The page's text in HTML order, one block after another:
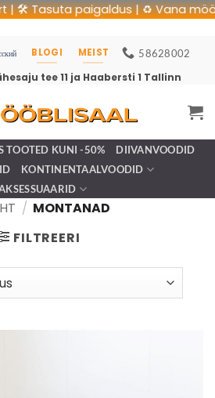
BLOGI MEIST 58628002
tee 11 ja Haabersti 1 Tallinn
TOOTED KUNI -50%
DIIVANVOODID
KONTINENTAALVOODID
/ MONTANAD
FILTREERI